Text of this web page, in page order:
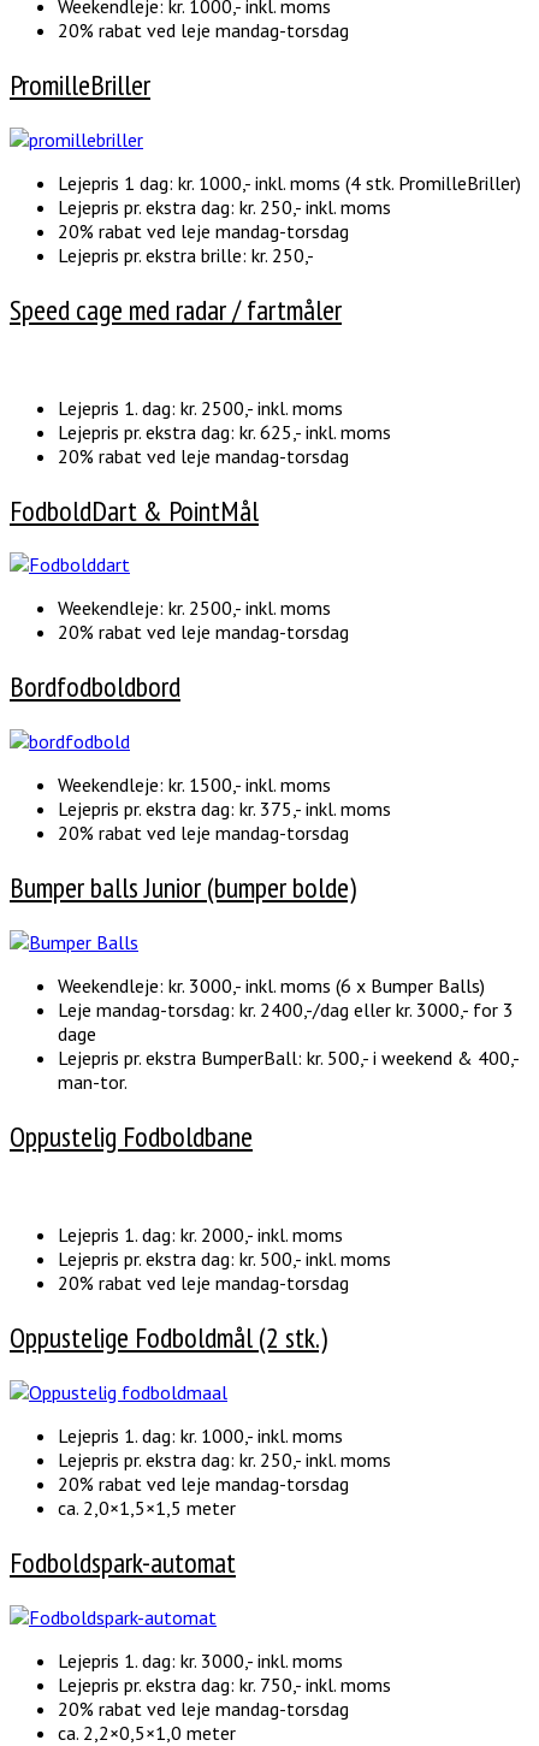
Weekendleje: kr. 1000,- inkl. moms
20% rabat ved leje mandag-torsdag
PromilleBriller
Lejepris 1 dag: kr. 1000,- inkl. moms (4 stk. PromilleBriller)
Lejepris pr. ekstra dag: kr. 250,- inkl. moms
20% rabat ved leje mandag-torsdag
Lejepris pr. ekstra brille: kr. 250,-
Speed cage med radar / fartmåler
Lejepris 1. dag: kr. 2500,- inkl. moms
Lejepris pr. ekstra dag: kr. 625,- inkl. moms
20% rabat ved leje mandag-torsdag
FodboldDart & PointMål
Weekendleje: kr. 2500,- inkl. moms
20% rabat ved leje mandag-torsdag
Bordfodboldbord
Weekendleje: kr. 1500,- inkl. moms
Lejepris pr. ekstra dag: kr. 375,- inkl. moms
20% rabat ved leje mandag-torsdag
Bumper balls Junior (bumper bolde)
Weekendleje: kr. 3000,- inkl. moms (6 x Bumper Balls)
Leje mandag-torsdag: kr. 2400,-/dag eller kr. 3000,- for 3
dage
Lejepris pr. ekstra BumperBall: kr. 500,- i weekend & 400,-
man-tor.
Oppustelig Fodboldbane
Lejepris 1. dag: kr. 2000,- inkl. moms
Lejepris pr. ekstra dag: kr. 500,- inkl. moms
20% rabat ved leje mandag-torsdag
Oppustelige Fodboldmål (2 stk.)
Lejepris 1. dag: kr. 1000,- inkl. moms
Lejepris pr. ekstra dag: kr. 250,- inkl. moms
20% rabat ved leje mandag-torsdag
ca. 2,0×1,5×1,5 meter
Fodboldspark-automat
Lejepris 1. dag: kr. 3000,- inkl. moms
Lejepris pr. ekstra dag: kr. 750,- inkl. moms
20% rabat ved leje mandag-torsdag
ca. 2,2×0,5×1,0 meter